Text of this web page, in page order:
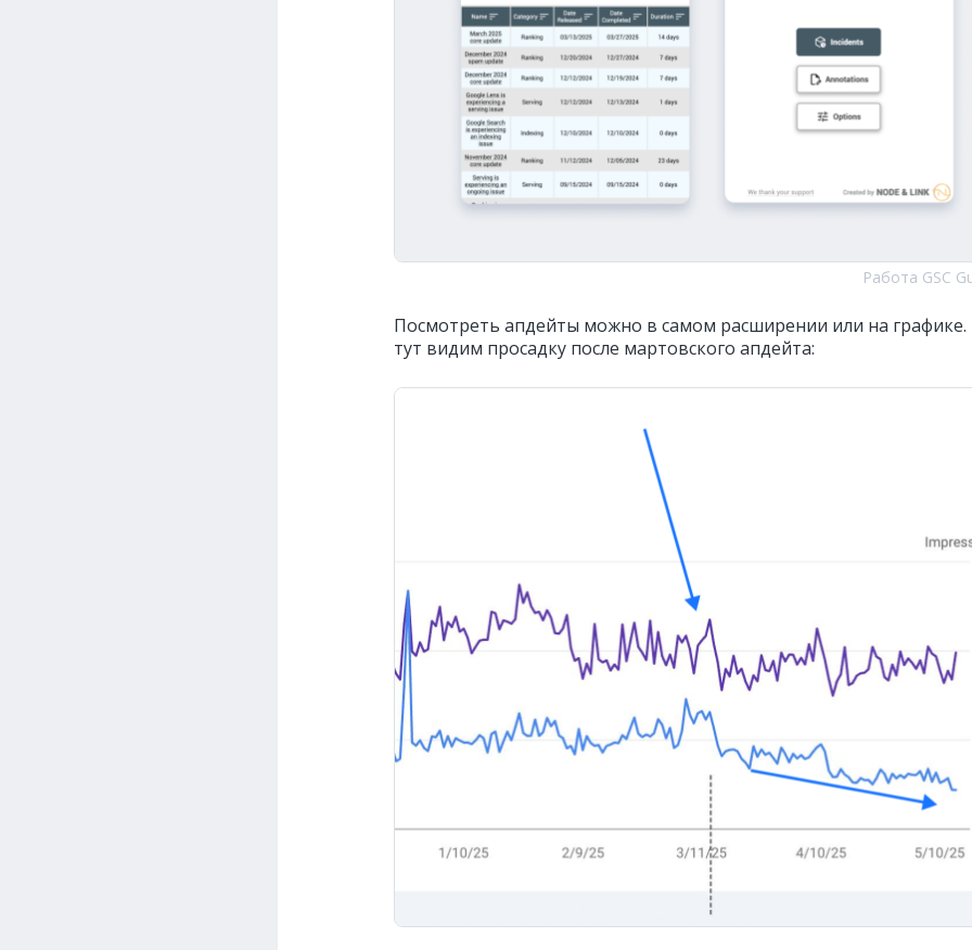
Работа GSC
Посмотреть апдейты можно в самом расширении или на графике.
тут видим просадку после мартовского апдейта: